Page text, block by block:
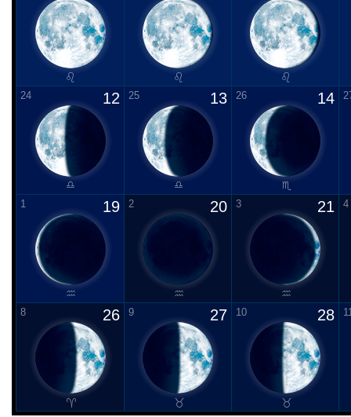
12
24 13
25 14
26
19
1 20
2 21
3 4
26
8 27
9 28
10